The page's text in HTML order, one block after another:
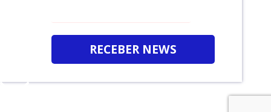
RECEBER NEWS